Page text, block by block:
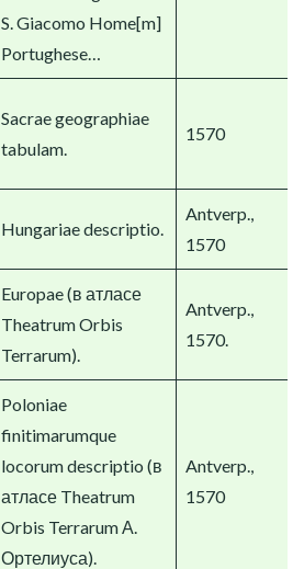
S. Giacomo Home[m]
Portughese…
Sacrae geographiae
tabulam.
1570
Hungariae descriptio.
Antverp.,
1570
Europae (в атласе
Theatrum Orbis
Terrarum).
Antverp.,
1570.
Poloniae
finitimarumque
locorum descriptio (в
атласе Theatrum
Orbis Terrarum А.
Ортелиуса).
Antverp.,
1570